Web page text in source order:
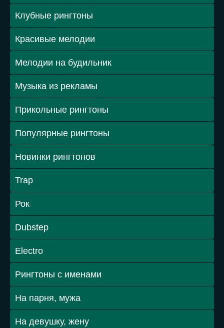
Клубные рингтоны
Красивые мелодии
Мелодии на будильник
Музыка из рекламы
Прикольные рингтоны
Популярные рингтоны
Новинки рингтонов
Trap
Рок
Dubstep
Electro
Рингтоны с именами
На парня, мужа
На девушку, жену